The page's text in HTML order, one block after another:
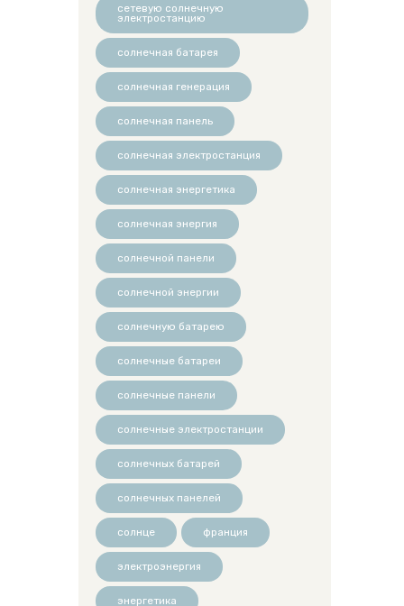
сетевую солнечную
электростанцию
солнечная батарея
солнечная генерация
солнечная панель
солнечная электростанция
солнечная энергетика
солнечная энергия
солнечной панели
солнечной энергии
солнечную батарею
солнечные батареи
солнечные панели
солнечные электростанции
солнечных батарей
солнечных панелей
солнце франция
электроэнергия
энергетика